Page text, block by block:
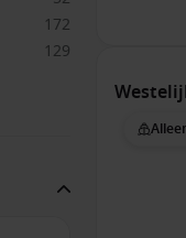
172
129